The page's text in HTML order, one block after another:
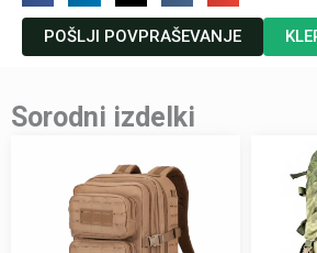
POŠLJI POVPRAŠEVANJE
Sorodni izdelki